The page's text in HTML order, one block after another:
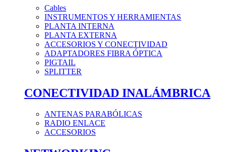
Cables
INSTRUMENTOS Y HERRAMIENTAS
PLANTA INTERNA
PLANTA EXTERNA
ACCESORIOS Y CONECTIVIDAD
ADAPTADORES FIBRA ÓPTICA
PIGTAIL
SPLITTER
CONECTIVIDAD INALÁMBRICA
ANTENAS PARABÓLICAS
RADIO ENLACE
ACCESORIOS